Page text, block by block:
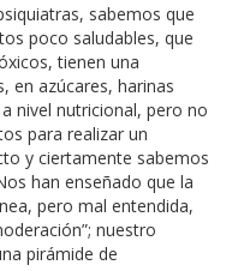
sabemos que
poco saludables, que
tienen una
en azúcares, harinas
nivel nutricional, pero no
para realizar un
y ciertamente sabemos
han enseñado que la
pero mal entendida,
nuestro
pirámide de